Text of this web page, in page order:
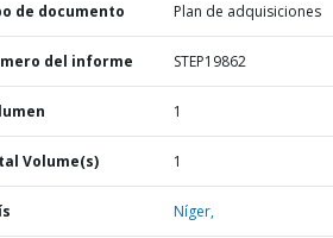
de documento Plan de adquisiciones
del informe STEP19862
1
Volume(s) 1
Níger,